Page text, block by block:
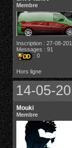
Membre
Inscription : 27-08-
Messages : 91
: 0
Hors ligne
14-05-
Mouki
Membre